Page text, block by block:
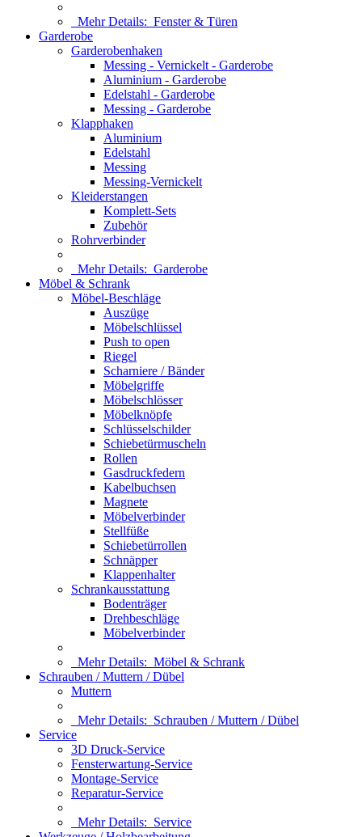
Mehr Details: Fenster & Türen
Garderobe
Garderobenhaken
Messing - Vernickelt - Garderobe
Aluminium - Garderobe
Edelstahl - Garderobe
Messing - Garderobe
Klapphaken
Aluminium
Edelstahl
Messing
Messing-Vernickelt
Kleiderstangen
Komplett-Sets
Zubehör
Rohrverbinder
Mehr Details: Garderobe
Möbel & Schrank
Möbel-Beschläge
Auszüge
Möbelschlüssel
Push to open
Riegel
Scharniere / Bänder
Möbelgriffe
Möbelschlösser
Möbelknöpfe
Schlüsselschilder
Schiebetürmuscheln
Rollen
Gasdruckfedern
Kabelbuchsen
Magnete
Möbelverbinder
Stellfüße
Schiebetürrollen
Schnäpper
Klappenhalter
Schrankausstattung
Bodenträger
Drehbeschläge
Möbelverbinder
Mehr Details: Möbel & Schrank
Schrauben / Muttern / Dübel
Muttern
Mehr Details: Schrauben / Muttern / Dübel
Service
3D Druck-Service
Fensterwartung-Service
Montage-Service
Reparatur-Service
Mehr Details: Service